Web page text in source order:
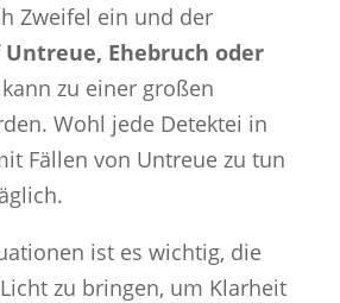
Zweifel ein und der
Ehebruch oder
kann zu einer großen
Wohl jede Detektei in
Fällen von Untreue zu tun
ist es wichtig, die
zu bringen, um Klarheit